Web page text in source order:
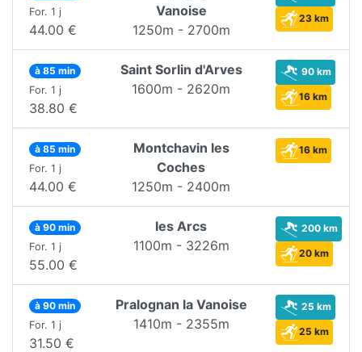
For. 1 j
44.00 €
Vanoise
1250m - 2700m
23 km
à 85 min
For. 1 j
38.80 €
Saint Sorlin d'Arves
1600m - 2620m
90 km
16 km
à 85 min
For. 1 j
44.00 €
Montchavin les
Coches
1250m - 2400m
16 km
à 90 min
For. 1 j
55.00 €
les Arcs
1100m - 3226m
200 km
20 km
à 90 min
For. 1 j
31.50 €
Pralognan la Vanoise
1410m - 2355m
25 km
25 km